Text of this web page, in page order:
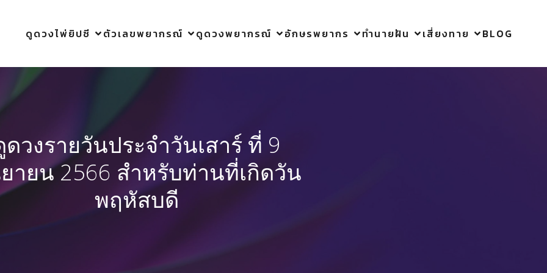
ดูดวงไพ่ยิปซี ตัวเลขพยากรณ์ ดูดวงพยากรณ์ อักษรพยากร ทำนายฝัน เสี่ยงทาย BLOG
วงรายวันประจำวันเสาร์ ที่ 9
ายน 2566 สำหรับท่านที่เกิดวัน
พฤหัสบดี